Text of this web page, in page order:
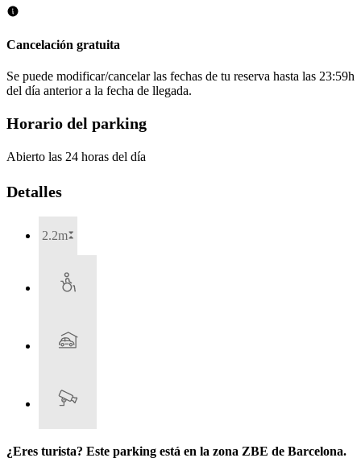
Cancelación gratuita
Se puede modificar/cancelar las fechas de tu reserva hasta las 23:59h
del día anterior a la fecha de llegada.
Horario del parking
Abierto las 24 horas del día
Detalles
2.2m
¿Eres turista? Este parking está en la zona ZBE de Barcelona.